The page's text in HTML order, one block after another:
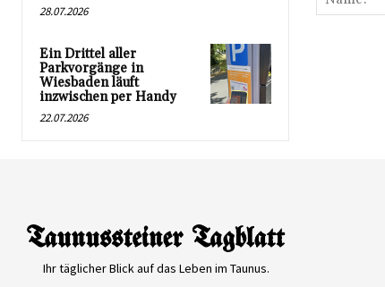
28.07.2026
Ein Drittel aller
Parkvorgänge in
Wiesbaden läuft
inzwischen per Handy
22.07.2026
Ihr täglicher Blick auf das Leben im Taunus.